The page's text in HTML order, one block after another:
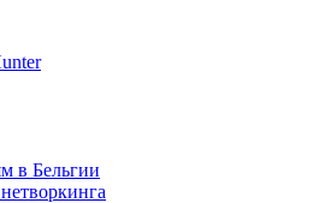
в Бельгии